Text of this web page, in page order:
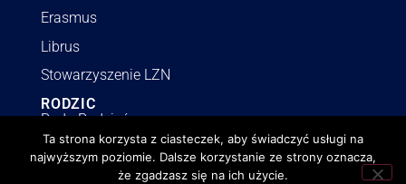
Erasmus
Librus
Stowarzyszenie LZN
RODZIC
Rada Rodziców
Kalendarz szkolny
Ubezpieczenie 2025/2026
Ta strona korzysta z ciasteczek, aby świadczyć usługi na
najwyższym poziomie. Dalsze korzystanie ze strony oznacza,
że zgadzasz się na ich użycie.